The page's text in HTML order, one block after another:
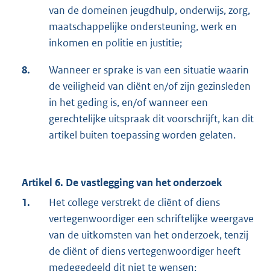
van de domeinen jeugdhulp, onderwijs, zorg,
maatschappelijke ondersteuning, werk en
inkomen en politie en justitie;
8.
Wanneer er sprake is van een situatie waarin
de veiligheid van cliënt en/of zijn gezinsleden
in het geding is, en/of wanneer een
gerechtelijke uitspraak dit voorschrijft, kan dit
artikel buiten toepassing worden gelaten.
Artikel 6. De vastlegging van het onderzoek
1.
Het college verstrekt de cliënt of diens
vertegenwoordiger een schriftelijke weergave
van de uitkomsten van het onderzoek, tenzij
de cliënt of diens vertegenwoordiger heeft
medegedeeld dit niet te wensen;